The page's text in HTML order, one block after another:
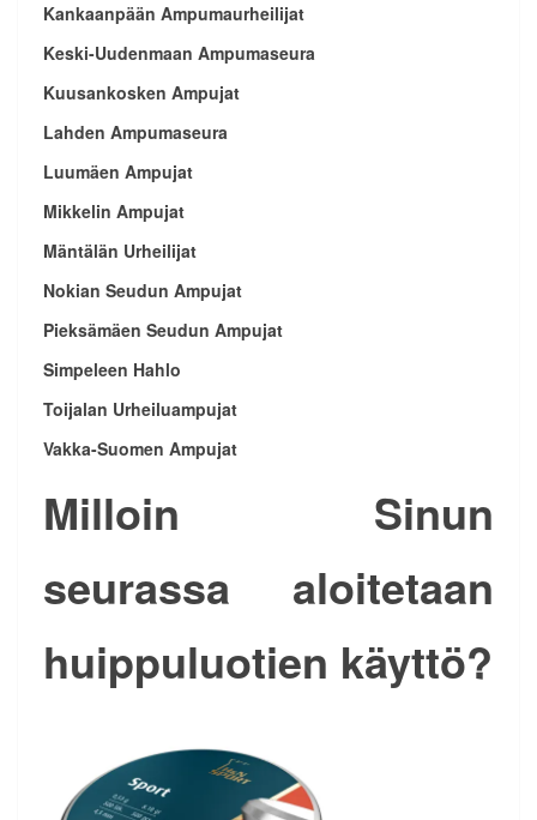
Kankaanpään Ampumaurheilijat
Keski-Uudenmaan Ampumaseura
Kuusankosken Ampujat
Lahden Ampumaseura
Luumäen Ampujat
Mikkelin Ampujat
Mäntälän Urheilijat
Nokian Seudun Ampujat
Pieksämäen Seudun Ampujat
Simpeleen Hahlo
Toijalan Urheiluampujat
Vakka-Suomen Ampujat
Milloin Sinun
seurassa aloitetaan
huippuluotien käyttö?